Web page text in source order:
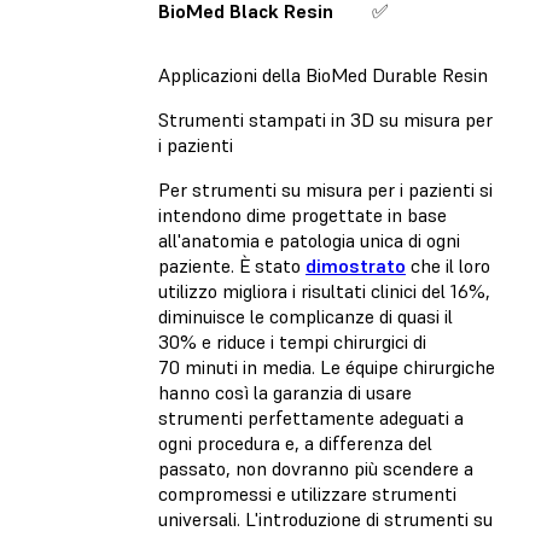
BioMed Black Resin ✅
Applicazioni della BioMed Durable Resin
Strumenti stampati in 3D su misura per
i pazienti
Per strumenti su misura per i pazienti si
intendono dime progettate in base
all'anatomia e patologia unica di ogni
paziente. È stato dimostrato che il loro
utilizzo migliora i risultati clinici del 16%,
diminuisce le complicanze di quasi il
30% e riduce i tempi chirurgici di
70 minuti in media. Le équipe chirurgiche
hanno così la garanzia di usare
strumenti perfettamente adeguati a
ogni procedura e, a differenza del
passato, non dovranno più scendere a
compromessi e utilizzare strumenti
universali. L'introduzione di strumenti su